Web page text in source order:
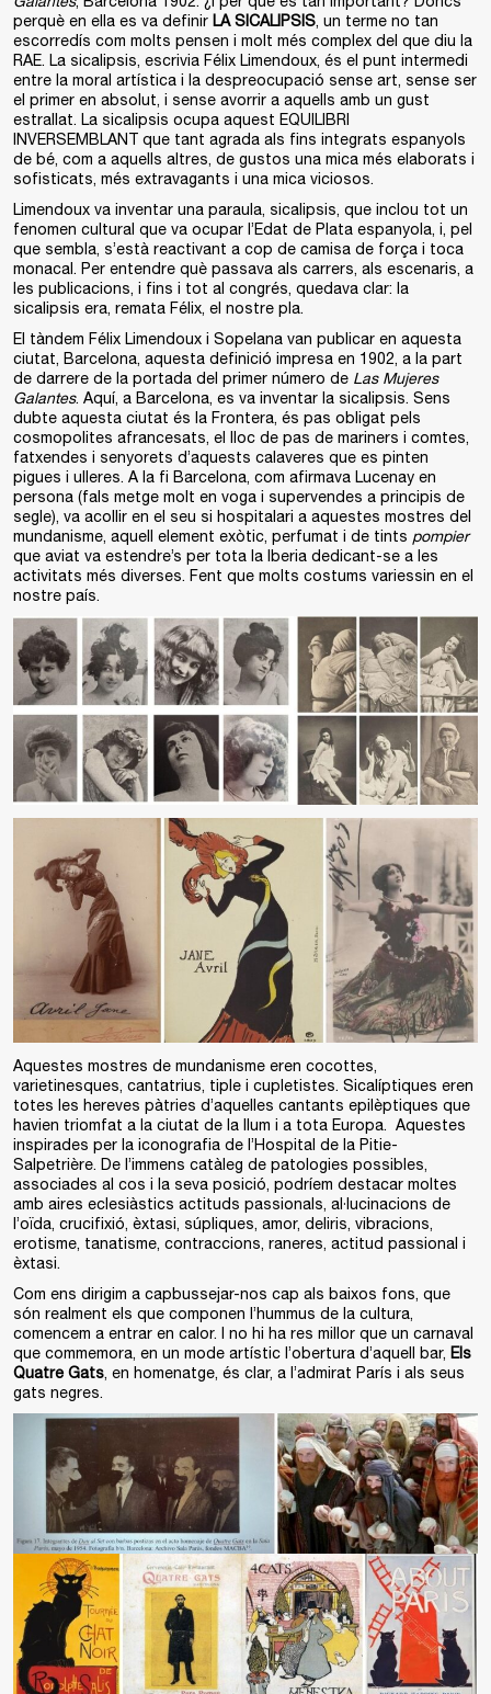
perquè en ella es va definir LA SICALIPSIS, un terme no tan
escorredís com molts pensen i molt més complex del que diu la
RAE. La sicalipsis, escrivia Félix Limendoux, és el punt intermedi
entre la moral artística i la despreocupació sense art, sense ser
el primer en absolut, i sense avorrir a aquells amb un gust
estrallat. La sicalipsis ocupa aquest EQUILIBRI
INVERSEMBLANT que tant agrada als fins integrats espanyols
de bé, com a aquells altres, de gustos una mica més elaborats i
sofisticats, més extravagants i una mica viciosos.
Limendoux va inventar una paraula, sicalipsis, que inclou tot un
fenomen cultural que va ocupar l’Edat de Plata espanyola, i, pel
que sembla, s’està reactivant a cop de camisa de força i toca
monacal. Per entendre què passava als carrers, als escenaris, a
les publicacions, i fins i tot al congrés, quedava clar: la
sicalipsis era, remata Félix, el nostre pla.
El tàndem Félix Limendoux i Sopelana van publicar en aquesta
ciutat, Barcelona, aquesta definició impresa en 1902, a la part
de darrere de la portada del primer número de Las Mujeres
Galantes. Aquí, a Barcelona, es va inventar la sicalipsis. Sens
dubte aquesta ciutat és la Frontera, és pas obligat pels
cosmopolites afrancesats, el lloc de pas de mariners i comtes,
fatxendes i senyorets d’aquests calaveres que es pinten
pigues i ulleres. A la fi Barcelona, com afirmava Lucenay en
persona (fals metge molt en voga i supervendes a principis de
segle), va acollir en el seu si hospitalari a aquestes mostres del
mundanisme, aquell element exòtic, perfumat i de tints pompier
que aviat va estendre’s per tota la Iberia dedicant-se a les
activitats més diverses. Fent que molts costums variessin en el
nostre país.
Aquestes mostres de mundanisme eren cocottes,
varietinesques, cantatrius, tiple i cupletistes. Sicalíptiques eren
totes les hereves pàtries d’aquelles cantants epilèptiques que
havien triomfat a la ciutat de la llum i a tota Europa. Aquestes
inspirades per la iconografia de l’Hospital de la Pitie-
Salpetrière. De l’immens catàleg de patologies possibles,
associades al cos i la seva posició, podríem destacar moltes
amb aires eclesiàstics actituds passionals, al·lucinacions de
l’oïda, crucifixió, èxtasi, súpliques, amor, deliris, vibracions,
erotisme, tanatisme, contraccions, raneres, actitud passional i
èxtasi.
Com ens dirigim a capbussejar-nos cap als baixos fons, que
són realment els que componen l’hummus de la cultura,
comencem a entrar en calor. I no hi ha res millor que un carnaval
que commemora, en un mode artístic l’obertura d’aquell bar, Els
Quatre Gats, en homenatge, és clar, a l’admirat París i als seus
gats negres.